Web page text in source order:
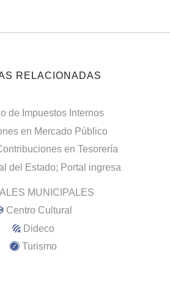
RELACIONADAS
de Impuestos Internos
en Mercado Público
en Tesorería
del Estado; Portal ingresa
MUNICIPALES
Centro Cultural
Dideco
Turismo